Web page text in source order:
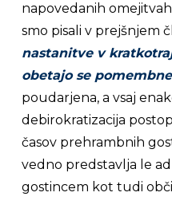
napovedanih
smo pisali v prejšnjem
nastanitve v
obetajo se
poudarjena, a vsaj
debirokratizacija
časov prehrambnih
vedno predstavlja le
gostincem kot tudi